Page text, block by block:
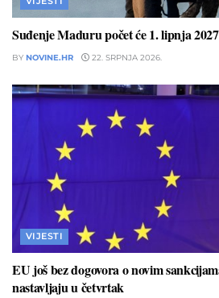
Suđenje Maduru počet će 1. lipnja
BY NOVINE.HR 22. SRPNJA 2026.
VIJESTI
EU još bez dogovora o novim
nastavljaju u četvrtak